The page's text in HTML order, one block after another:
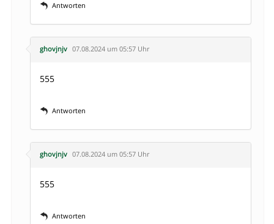
Antworten
ghovjnjv 07.08.2024 um 05:57 Uhr
555
Antworten
ghovjnjv 07.08.2024 um 05:57 Uhr
555
Antworten